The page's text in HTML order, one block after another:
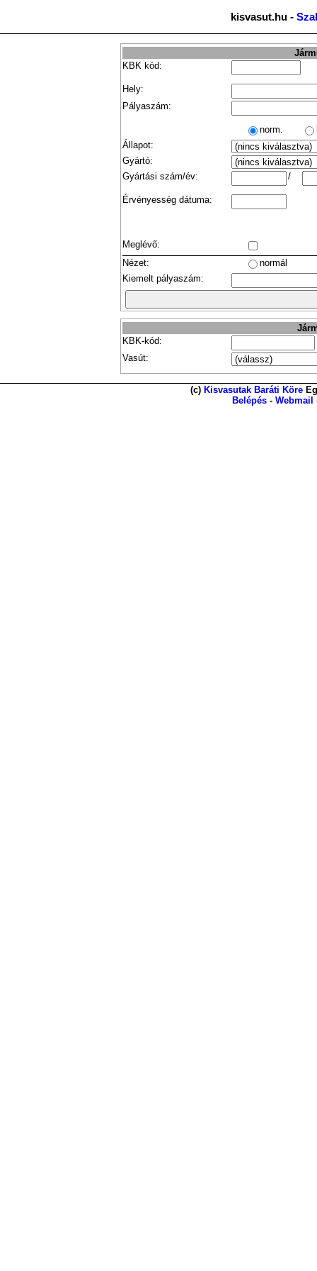
kisvasut.hu -
KBK kód:
Hely:
Pályaszám:
norm.
Állapot:
Gyártó:
Gyártási szám/év:
/
Érvényesség dátuma:
Meglévő:
Nézet:
normál
Kiemelt pályaszám:
KBK-kód:
Vasút:
(c) Kisvasutak Baráti Köre
Belépés - Webmail